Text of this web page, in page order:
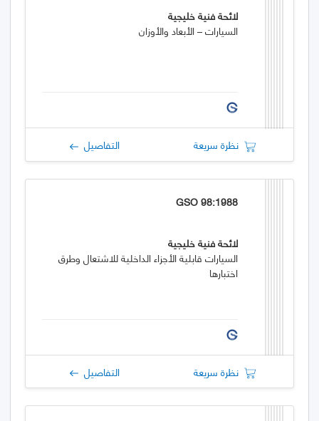
لائحة فنية خليجية
السيارات – الأبعاد والأوزان
نظرة سريعة التفاصيل
GSO 98:1988
لائحة فنية خليجية
السيارات قابلية الأجزاء الداخلية للاشتعال وطرق
اختبارها
نظرة سريعة التفاصيل